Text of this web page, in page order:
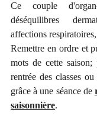
Ce couple
déséquilibres
affections
Remettre en ordre et
mots de cette
rentrée des classes
grâce à une séance de
saisonnière.